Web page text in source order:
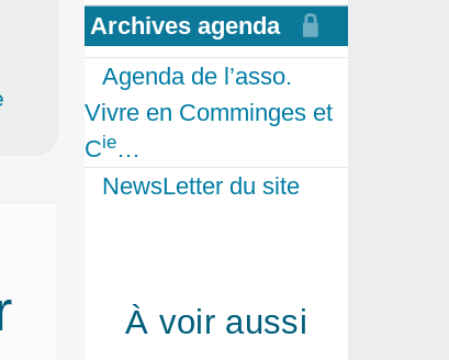
Archives agenda
Agenda de l’asso.
Vivre en Comminges et
Cie…
NewsLetter du site
À voir aussi